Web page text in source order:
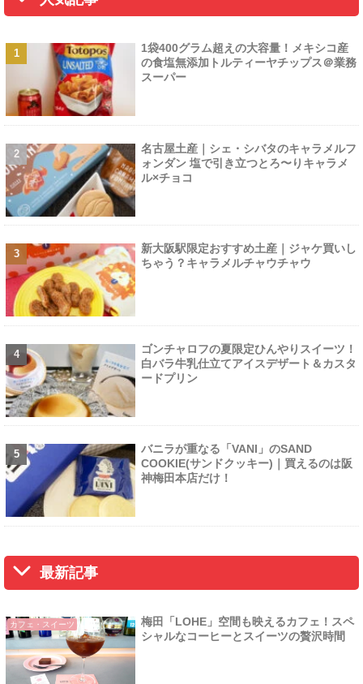
1袋400グラム超えの大容量！メキシコ産
の食塩無添加トルティーヤチップス＠業務
スーパー
名古屋土産｜シェ・シバタのキャラメルフ
ォンダン 塩で引き立つとろ〜りキャラメ
ル×チョコ
新大阪駅限定おすすめ土産｜ジャケ買いし
ちゃう？キャラメルチャウチャウ
ゴンチャロフの夏限定ひんやりスイーツ！
白バラ牛乳仕立てアイスデザート＆カスタ
ードプリン
バニラが重なる「VANI」のSAND
COOKIE(サンドクッキー)｜買えるのは阪
神梅田本店だけ！
最新記事
カフェ・スイーツ
梅田「LOHE」空間も映えるカフェ！スペ
シャルなコーヒーとスイーツの贅沢時間